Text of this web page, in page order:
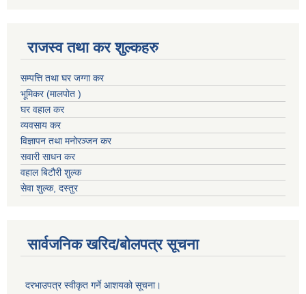
राजस्व तथा कर शुल्कहरु
सम्पत्ति तथा घर जग्गा कर
भूमिकर (मालपोत )
घर वहाल कर
व्यवसाय कर
विज्ञापन तथा मनोरञ्जन कर
सवारी साधन कर
वहाल बिटौरी शुल्क
सेवा शुल्क, दस्तुर
सार्वजनिक खरिद/बोलपत्र सूचना
दरभाउपत्र स्वीकृत गर्ने आशयको सूचना।